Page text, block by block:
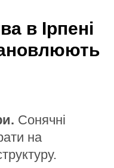
в Ірпені
Сонячні
на